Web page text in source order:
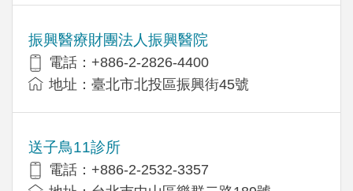
振興醫療財團法人振興醫院
電話：+886-2-2826-4400
地址：臺北市北投區振興街45號
送子鳥11診所
電話：+886-2-2532-3357